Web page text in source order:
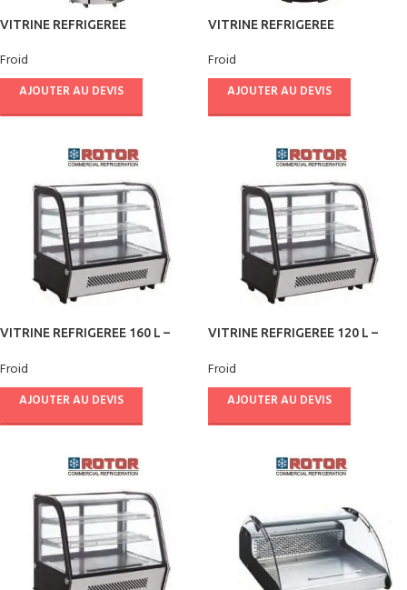
VITRINE REFRIGEREE
L – ROTOR
Froid
AJOUTER AU DEVIS
VITRINE REFRIGEREE
L – ROTOR
Froid
AJOUTER AU DEVIS
VITRINE REFRIGEREE 160 L –
Froid
AJOUTER AU DEVIS
VITRINE REFRIGEREE 120 L –
Froid
AJOUTER AU DEVIS